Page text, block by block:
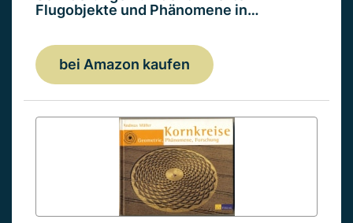
Flugobjekte und Phänomene in…
bei Amazon kaufen